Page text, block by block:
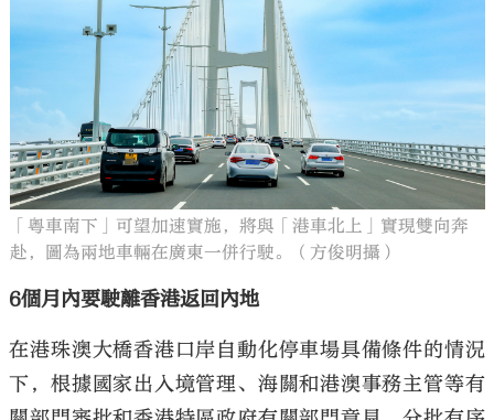
「粵車南下」可望加速實施，將與「港車北上」實現雙向奔
赴，圖為兩地車輛在廣東一併行駛。（方俊明攝）
6個月內要駛離香港返回內地
在港珠澳大橋香港口岸自動化停車場具備條件的情況
下，根據國家出入境管理、海關和港澳事務主管等有